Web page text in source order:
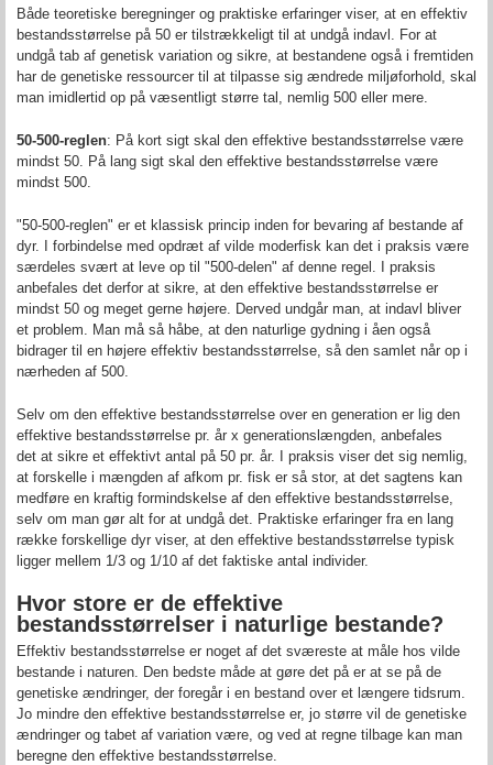
Både teoretiske beregninger og praktiske erfaringer viser, at en effektiv
bestandsstørrelse på 50 er tilstrækkeligt til at undgå indavl. For at
undgå tab af genetisk variation og sikre, at bestandene også i fremtiden
har de genetiske ressourcer til at tilpasse sig ændrede miljøforhold, skal
man imidlertid op på væsentligt større tal, nemlig 500 eller mere.
50-500-reglen: På kort sigt skal den effektive bestandsstørrelse være
mindst 50. På lang sigt skal den effektive bestandsstørrelse være
mindst 500.
"50-500-reglen" er et klassisk princip inden for bevaring af bestande af
dyr. I forbindelse med opdræt af vilde moderfisk kan det i praksis være
særdeles svært at leve op til "500-delen" af denne regel. I praksis
anbefales det derfor at sikre, at den effektive bestandsstørrelse er
mindst 50 og meget gerne højere. Derved undgår man, at indavl bliver
et problem. Man må så håbe, at den naturlige gydning i åen også
bidrager til en højere effektiv bestandsstørrelse, så den samlet når op i
nærheden af 500.
Selv om den effektive bestandsstørrelse over en generation er lig den
effektive bestandsstørrelse pr. år x generationslængden, anbefales
det at sikre et effektivt antal på 50 pr. år. I praksis viser det sig nemlig,
at forskelle i mængden af afkom pr. fisk er så stor, at det sagtens kan
medføre en kraftig formindskelse af den effektive bestandsstørrelse,
selv om man gør alt for at undgå det. Praktiske erfaringer fra en lang
række forskellige dyr viser, at den effektive bestandsstørrelse typisk
ligger mellem 1/3 og 1/10 af det faktiske antal individer.
Hvor store er de effektive
bestandsstørrelser i naturlige bestande?
Effektiv bestandsstørrelse er noget af det sværeste at måle hos vilde
bestande i naturen. Den bedste måde at gøre det på er at se på de
genetiske ændringer, der foregår i en bestand over et længere tidsrum.
Jo mindre den effektive bestandsstørrelse er, jo større vil de genetiske
ændringer og tabet af variation være, og ved at regne tilbage kan man
beregne den effektive bestandsstørrelse.